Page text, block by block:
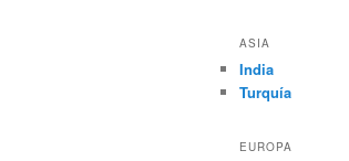
ASIA
India
Turquía
EUROPA